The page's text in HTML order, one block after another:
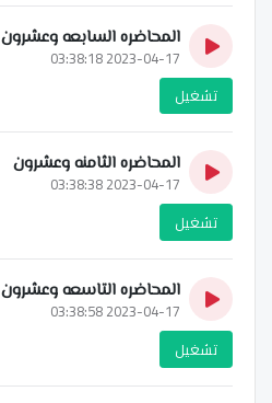
المحاضره السابعه وعشرون
2023-04-17 03:38:18
تشغيل
المحاضره الثامنه وعشرون
2023-04-17 03:38:38
تشغيل
المحاضره التاسعه وعشرون
2023-04-17 03:38:58
تشغيل